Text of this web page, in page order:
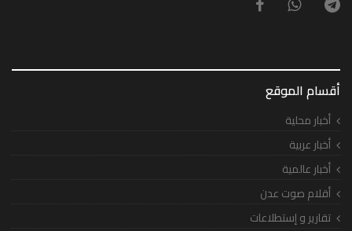
أقسام الموقع
أخبار محلية
أخبار عربية
أخبار عالمية
أقلام صوت عدن
تقارير و إستطلاعات